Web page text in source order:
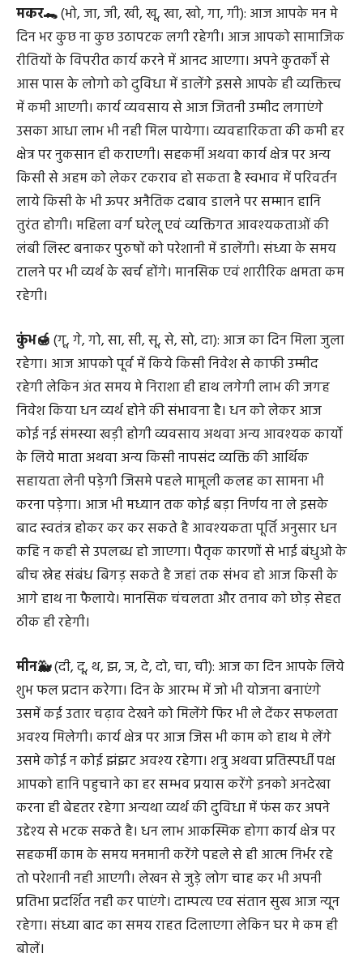
मकर🐊(भो, जा, जी, खी, खू, खा, खो, गा, गी): आज आपके मन मे
दिन भर कुछ ना कुछ उठापटक लगी रहेगी। आज आपको सामाजिक
रीतियों के विपरीत कार्य करने में आनद आएगा। अपने कुतर्कों से
आस पास के लोगो को दुविधा में डालेंगे इससे आपके ही व्यक्तित्त्व
में कमी आएगी। कार्य व्यवसाय से आज जितनी उम्मीद लगाएंगे
उसका आधा लाभ भी नही मिल पायेगा। व्यवहारिकता की कमी हर
क्षेत्र पर नुकसान ही कराएगी। सहकर्मी अथवा कार्य क्षेत्र पर अन्य
किसी से अहम को लेकर टकराव हो सकता है स्वभाव में परिवर्तन
लाये किसी के भी ऊपर अनैतिक दबाव डालने पर सम्मान हानि
तुरंत होगी। महिला वर्ग घरेलू एवं व्यक्तिगत आवश्यकताओं की
लंबी लिस्ट बनाकर पुरुषों को परेशानी में डालेंगी। संध्या के समय
टालने पर भी व्यर्थ के खर्च होंगे। मानसिक एवं शारीरिक क्षमता कम
रहेगी।
कुंभ🍯(गू, गे, गो, सा, सी, सू, से, सो, दा): आज का दिन मिला जुला
रहेगा। आज आपको पूर्व में किये किसी निवेश से काफी उम्मीद
रहेगी लेकिन अंत समय मे निराशा ही हाथ लगेगी लाभ की जगह
निवेश किया धन व्यर्थ होने की संभावना है। धन को लेकर आज
कोई नई संमस्या खड़ी होगी व्यवसाय अथवा अन्य आवश्यक कार्यो
के लिये माता अथवा अन्य किसी नापसंद व्यक्ति की आर्थिक
सहायता लेनी पड़ेगी जिसमे पहले मामूली कलह का सामना भी
करना पड़ेगा। आज भी मध्यान तक कोई बड़ा निर्णय ना ले इसके
बाद स्वतंत्र होकर कर कर सकते है आवश्यकता पूर्ति अनुसार धन
कहि न कही से उपलब्ध हो जाएगा। पैतृक कारणों से भाई बंधुओ के
बीच स्नेह संबंध बिगड़ सकते है जहां तक संभव हो आज किसी के
आगे हाथ ना फैलाये। मानसिक चंचलता और तनाव को छोड़ सेहत
ठीक ही रहेगी।
मीन🐳(दी, दू, थ, झ, ञ, दे, दो, चा, ची): आज का दिन आपके लिये
शुभ फल प्रदान करेगा। दिन के आरम्भ में जो भी योजना बनाएंगे
उसमें कई उतार चढ़ाव देखने को मिलेंगे फिर भी ले देंकर सफलता
अवश्य मिलेगी। कार्य क्षेत्र पर आज जिस भी काम को हाथ मे लेंगे
उसमे कोई न कोई झंझट अवश्य रहेगा। शत्रु अथवा प्रतिस्पर्धी पक्ष
आपको हानि पहुचाने का हर सम्भव प्रयास करेंगे इनको अनदेखा
करना ही बेहतर रहेगा अन्यथा व्यर्थ की दुविधा में फंस कर अपने
उद्देश्य से भटक सकते है। धन लाभ आकस्मिक होगा कार्य क्षेत्र पर
सहकर्मी काम के समय मनमानी करेंगे पहले से ही आत्म निर्भर रहे
तो परेशानी नही आएगी। लेखन से जुड़े लोग चाह कर भी अपनी
प्रतिभा प्रदर्शित नही कर पाएंगे। दाम्पत्य एव संतान सुख आज न्यून
रहेगा। संध्या बाद का समय राहत दिलाएगा लेकिन घर मे कम ही
बोलें।